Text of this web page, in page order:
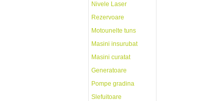
Nivele Laser
Rezervoare
Motounelte tuns
Masini insurubat
Masini curatat
Generatoare
Pompe gradina
Slefuitoare